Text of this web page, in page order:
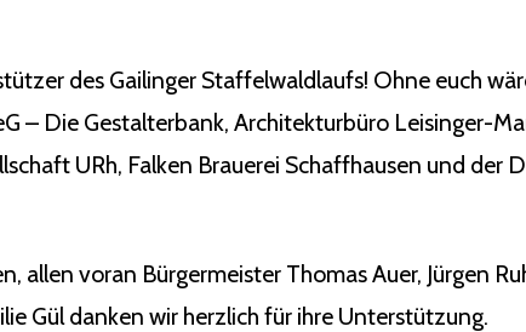
des Gailinger Staffelwaldlaufs! Ohne euch
– Die Gestalterbank, Architekturbüro Leisinger-
URh, Falken Brauerei Schaffhausen und der
allen voran Bürgermeister Thomas Auer, Jürgen
Gül danken wir herzlich für ihre Unterstützung.